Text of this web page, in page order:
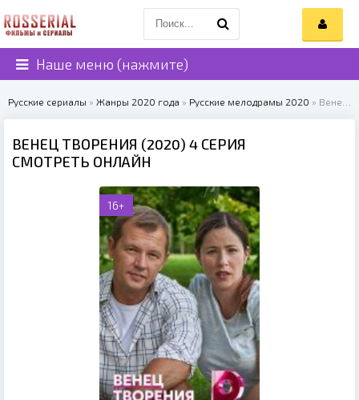
Наше меню (нажмите)
Русские сериалы » Жанры 2020 года » Русские мелодрамы 2020 » Венец творения (2020)
ВЕНЕЦ ТВОРЕНИЯ (2020) 4 СЕРИЯ
СМОТРЕТЬ ОНЛАЙН
16+